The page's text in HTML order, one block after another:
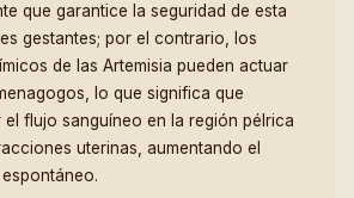
que garantice la seguridad de esta
gestantes; por el contrario, los
de las Artemisia pueden actuar
lo que significa que
el flujo sanguíneo en la región pélrica
uterinas, aumentando el